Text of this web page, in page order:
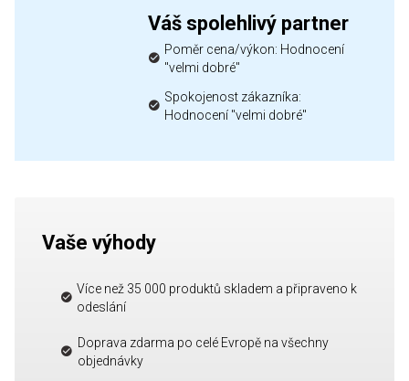
Váš spolehlivý partner
Poměr cena/výkon: Hodnocení
"velmi dobré"
Spokojenost zákazníka:
Hodnocení "velmi dobré"
Vaše výhody
Více než 35 000 produktů skladem a připraveno k
odeslání
Doprava zdarma po celé Evropě na všechny
objednávky